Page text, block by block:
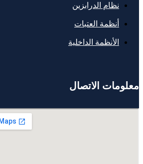
نظام الدرابزين
أنظمة العتبات
الأنظمة الداخلية
معلومات الاتصال